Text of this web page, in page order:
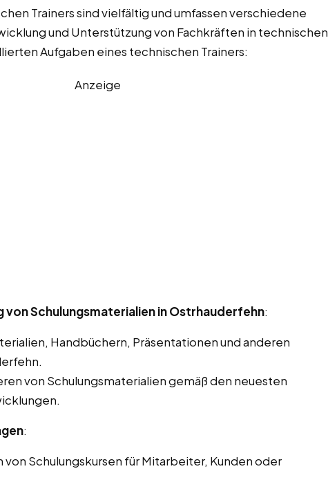
Trainers sind vielfältig und umfassen verschiedene
und Unterstützung von Fachkräften in technischen
Aufgaben eines technischen Trainers:
Anzeige
von Schulungsmaterialien in Ostrhauderfehn:
Handbüchern, Präsentationen und anderen
von Schulungsmaterialien gemäß den neuesten
:
von Schulungskursen für Mitarbeiter, Kunden oder